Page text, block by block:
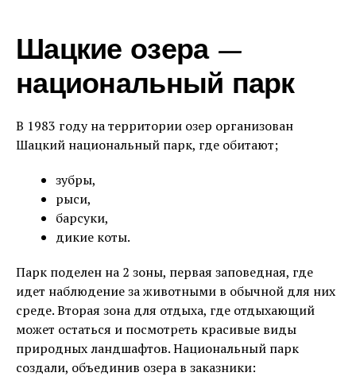
Шацкие озера —
национальный парк
В 1983 году на территории озер организован
Шацкий национальный парк, где обитают;
зубры,
рыси,
барсуки,
дикие коты.
Парк поделен на 2 зоны, первая заповедная, где
идет наблюдение за животными в обычной для них
среде. Вторая зона для отдыха, где отдыхающий
может остаться и посмотреть красивые виды
природных ландшафтов. Национальный парк
создали, объединив озера в заказники: